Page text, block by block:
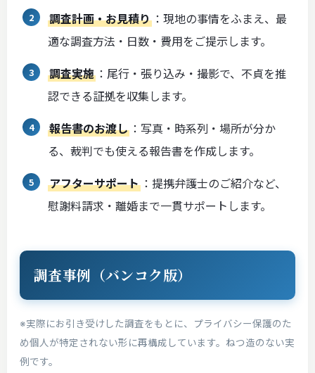
調査計画・お見積り ：現地の事情をふまえ、最
適な調査方法・日数・費用をご提示します。
調査実施 ：尾行・張り込み・撮影で、不貞を推
認できる証拠を収集します。
報告書のお渡し ：写真・時系列・場所が分か
る、裁判でも使える報告書を作成します。
アフターサポート ：提携弁護士のご紹介など、
慰謝料請求・離婚まで一貫サポートします。
調査事例（バンコク版）
※実際にお引き受けした調査をもとに、プライバシー保護のた
め個人が特定されない形に再構成しています。ねつ造のない実
例です。